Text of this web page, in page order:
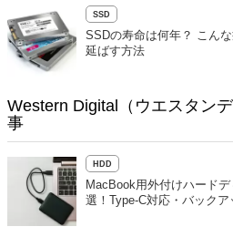
SSD
SSDの寿命は何年？ こん
延ばす方法
Western Digital（ウエスタン
事
HDD
MacBook用外付けハード
選！Type-C対応・バックア